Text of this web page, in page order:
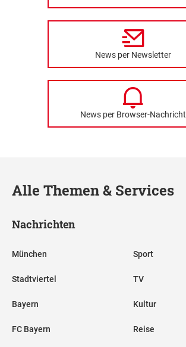
News per Newsletter
News per Browser-Nachricht
Alle Themen & Services
Nachrichten
München
Stadtviertel
Bayern
FC Bayern
Sport
TV
Kultur
Reise